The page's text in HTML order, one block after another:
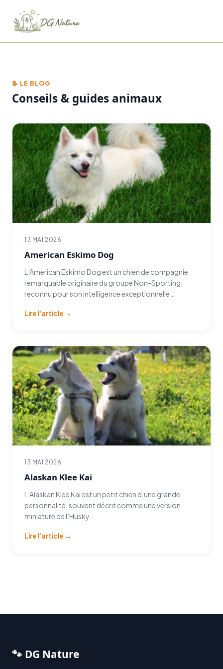
📝 LE BLOG
Conseils & guides animaux
13 MAI 2026
American Eskimo Dog
L’American Eskimo Dog est un chien de compagnie
remarquable originaire du groupe Non-Sporting,
reconnu pour son intelligence exceptionnelle…
Lire l'article →
13 MAI 2026
Alaskan Klee Kai
L’Alaskan Klee Kai est un petit chien d’une grande
personnalité, souvent décrit comme une version
miniature de l’Husky…
Lire l'article →
🐾 DG Nature